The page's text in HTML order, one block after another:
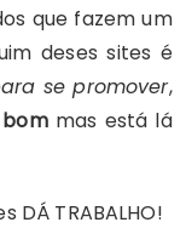
que fazem um
deses sites é
se promover,
mas está lá
DÁ TRABALHO!